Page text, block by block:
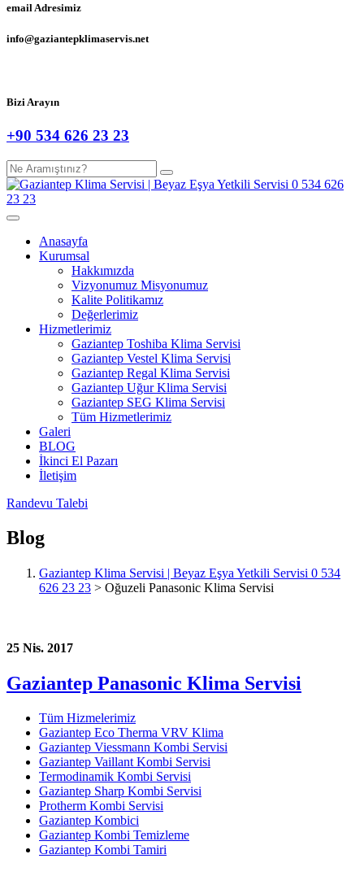
email Adresimiz
info@gaziantepklimaservis.net
Bizi Arayın
+90 534 626 23 23
Anasayfa
Kurumsal
Hakkımızda
Vizyonumuz Misyonumuz
Kalite Politikamız
Değerlerimiz
Hizmetlerimiz
Gaziantep Toshiba Klima Servisi
Gaziantep Vestel Klima Servisi
Gaziantep Regal Klima Servisi
Gaziantep Uğur Klima Servisi
Gaziantep SEG Klima Servisi
Tüm Hizmetlerimiz
Galeri
BLOG
İkinci El Pazarı
İletişim
Randevu Talebi
Blog
Gaziantep Klima Servisi | Beyaz Eşya Yetkili Servisi 0 534
626 23 23 > Oğuzeli Panasonic Klima Servisi
25 Nis. 2017
Gaziantep Panasonic Klima Servisi
Tüm Hizmelerimiz
Gaziantep Eco Therma VRV Klima
Gaziantep Viessmann Kombi Servisi
Gaziantep Vaillant Kombi Servisi
Termodinamik Kombi Servisi
Gaziantep Sharp Kombi Servisi
Protherm Kombi Servisi
Gaziantep Kombici
Gaziantep Kombi Temizleme
Gaziantep Kombi Tamiri